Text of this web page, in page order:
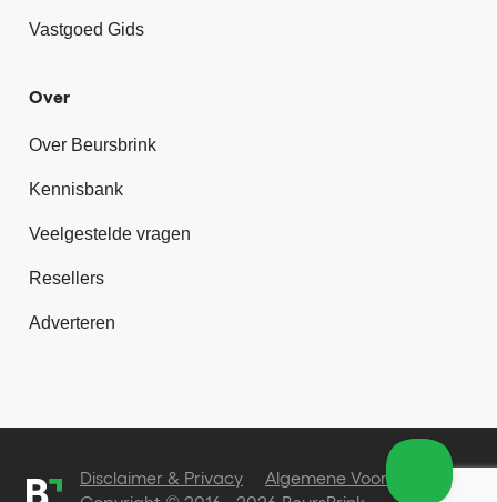
Vastgoed Gids
Over
Over Beursbrink
Kennisbank
Veelgestelde vragen
Resellers
Adverteren
Disclaimer & Privacy Algemene Voorwaarden